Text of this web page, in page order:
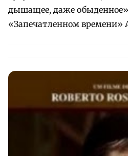
дышащее, даже
«Запечатленном времени»